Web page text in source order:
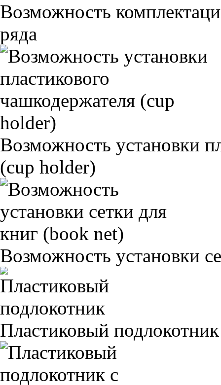
Возможность
ряда
Возможность установки
(cup holder)
Возможность установки
Пластиковый подлокотник